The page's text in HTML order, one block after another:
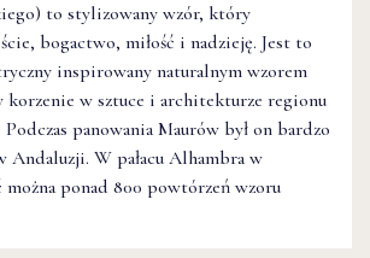
to stylizowany wzór, który
bogactwo, miłość i nadzieję. Jest to
inspirowany naturalnym wzorem
korzenie w sztuce i architekturze regionu
panowania Maurów był on bardzo
Andaluzji. W pałacu Alhambra w
można ponad 800 powtórzeń wzoru